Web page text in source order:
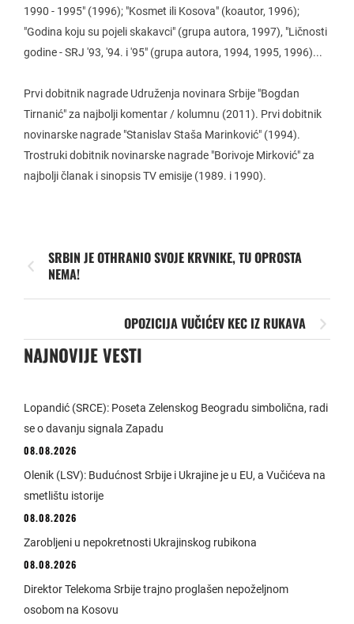
1990 - 1995" (1996); "Kosmet ili Kosova" (koautor, 1996);
"Godina koju su pojeli skakavci" (grupa autora, 1997), "Ličnosti
godine - SRJ '93, '94. i '95" (grupa autora, 1994, 1995, 1996)...
Prvi dobitnik nagrade Udruženja novinara Srbije "Bogdan
Tirnanić" za najbolji komentar / kolumnu (2011). Prvi dobitnik
novinarske nagrade "Stanislav Staša Marinković" (1994).
Trostruki dobitnik novinarske nagrade "Borivoje Mirković" za
najbolji članak i sinopsis TV emisije (1989. i 1990).
SRBIN JE OTHRANIO SVOJE KRVNIKE, TU OPROSTA
NEMA!
OPOZICIJA VUČIĆEV KEC IZ RUKAVA
NAJNOVIJE VESTI
Lopandić (SRCE): Poseta Zelenskog Beogradu simbolična, radi
se o davanju signala Zapadu
08.08.2026
Olenik (LSV): Budućnost Srbije i Ukrajine je u EU, a Vučićeva na
smetlištu istorije
08.08.2026
Zarobljeni u nepokretnosti Ukrajinskog rubikona
08.08.2026
Direktor Telekoma Srbije trajno proglašen nepoželjnom
osobom na Kosovu